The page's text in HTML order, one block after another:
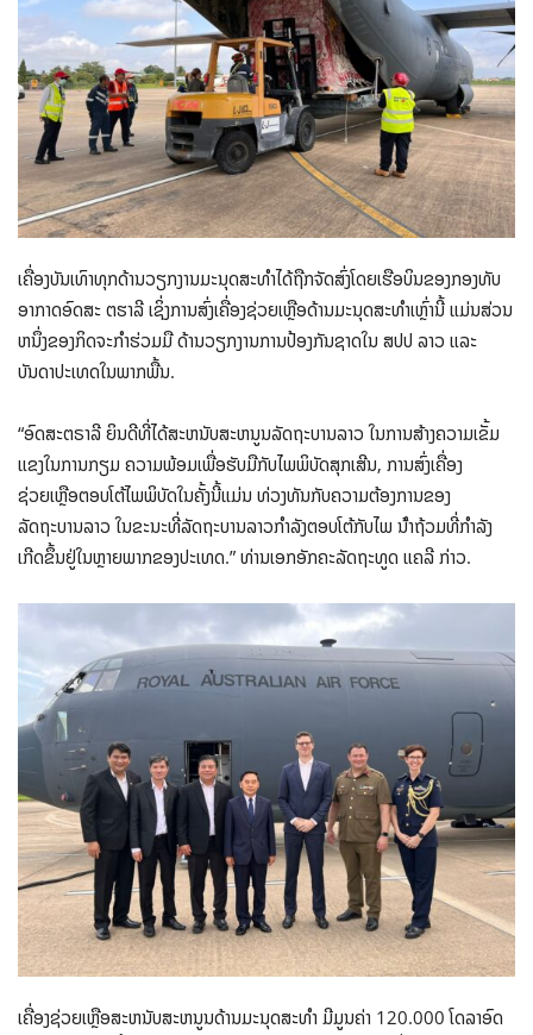
ເຄື່ອງບັນເທົາທຸກດ້ານວຽກງານມະນຸດສະທໍາໄດ້ຖືກຈັດສົ່ງໂດຍເຮືອບິນຂອງກອງທັບ
ອາກາດອົດສະ ຕຮາລີ ເຊິ່ງການສົ່ງເຄື່ອງຊ່ວຍເຫຼືອດ້ານມະນຸດສະທໍາເຫຼົ່ານີ້ ແມ່ນສ່ວນ
ຫນຶ່ງຂອງກິດຈະກໍາຮ່ວມມື ດ້ານວຽກງານການປ້ອງກັນຊາດໃນ ສປປ ລາວ ແລະ
ບັນດາປະເທດໃນພາກພື້ນ.
“ອົດສະຕຣາລີ ຍິນດີທີ່ໄດ້ສະຫນັບສະຫນູນລັດຖະບານລາວ ໃນການສ້າງຄວາມເຂັ້ມ
ແຂງໃນການກຽມ ຄວາມພ້ອມເພື່ອຮັບມືກັບໄພພິບັດສຸກເສີນ, ການສົ່ງເຄື່ອງ
ຊ່ວຍເຫຼືອຕອບໂຕ້ໄພພິບັດໃນຄັ້ງນີ້ແມ່ນ ທ່ວງທັນກັບຄວາມຕ້ອງການຂອງ
ລັດຖະບານລາວ ໃນຂະນະທີ່ລັດຖະບານລາວກໍາລັງຕອບໂຕ້ກັບໄພ ນ້ໍາຖ້ວມທີ່ກໍາລັງ
ເກີດຂຶ້ນຢູ່ໃນຫຼາຍພາກຂອງປະເທດ.” ທ່ານເອກອັກຄະລັດຖະທູດ ແຄລີ ກ່າວ.
ເຄື່ອງຊ່ວຍເຫຼືອສະຫນັບສະຫນູນດ້ານມະນຸດສະທໍາ ມີມູນຄ່າ 120.000 ໂດລາອົດ